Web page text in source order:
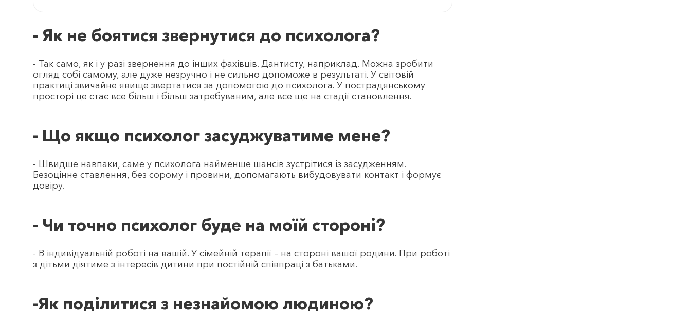
- Як не боятися звернутися до психолога?
- Так само, як і у разі звернення до інших фахівців. Дантисту, наприклад. Можна зробити
огляд собі самому, але дуже незручно і не сильно допоможе в результаті. У світовій
практиці звичайне явище звертатися за допомогою до психолога. У пострадянському
просторі це стає все більш і більш затребуваним, але все ще на стадії становлення.
- Що якщо психолог засуджуватиме мене?
- Швидше навпаки, саме у психолога найменше шансів зустрітися із засудженням.
Безоцінне ставлення, без сорому і провини, допомагають вибудовувати контакт і формує
довіру.
- Чи точно психолог буде на моїй стороні?
- В індивідуальній роботі на вашій. У сімейній терапії – на стороні вашої родини. При роботі
з дітьми діятиме з інтересів дитини при постійній співпраці з батьками.
-Як поділитися з незнайомою людиною?